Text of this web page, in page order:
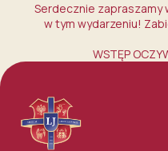
Serdecznie zapraszamy
w tym wydarzeniu!
WSTĘP